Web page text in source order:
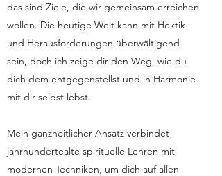
das sind Ziele, die wir gemeinsam erreichen
wollen. Die heutige Welt kann mit Hektik
und Herausforderungen überwältigend
sein, doch ich zeige dir den Weg, wie du
dich dem entgegenstellst und in Harmonie
mit dir selbst lebst.
Mein ganzheitlicher Ansatz verbindet
jahrhundertealte spirituelle Lehren mit
modernen Techniken, um dich auf allen